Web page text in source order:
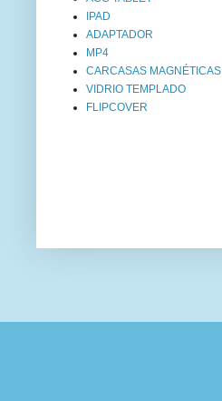
IPAD
ADAPTADOR
MP4
CARCASAS MAGNÉTICAS
VIDRIO TEMPLADO
FLIPCOVER